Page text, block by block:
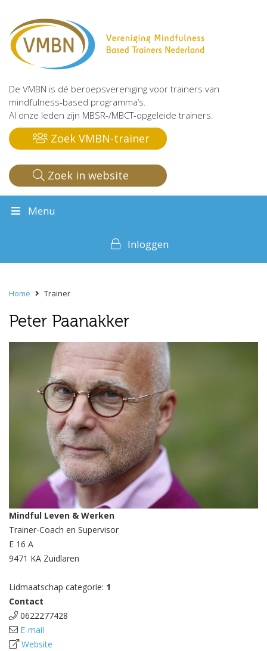
De VMBN is dé beroepsvereniging voor trainers van
mindfulness-based programma’s.
Al onze leden zijn MBSR-/MBCT-opgeleide trainers.
Zoek VMBN-trainer
Zoek in website
Menu
Inloggen
Home Trainer
Peter Paanakker
Mindful Leven & Werken
Trainer-Coach en Supervisor
E 16 A
9471 KA Zuidlaren
Lidmaatschap categorie: 1
Contact
0622277428
E-mail
Website